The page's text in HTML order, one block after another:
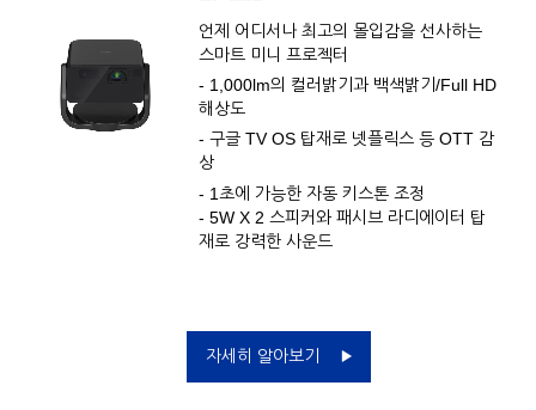
언제 어디서나 최고의 몰입감을 선사하는
스마트 미니 프로젝터
- 1,000lm의 컬러밝기과 백색밝기/Full HD
해상도
- 구글 TV OS 탑재로 넷플릭스 등 OTT 감
상
- 1초에 가능한 자동 키스톤 조정
- 5W X 2 스피커와 패시브 라디에이터 탑
재로 강력한 사운드
자세히 알아보기